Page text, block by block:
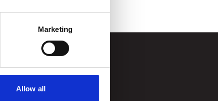
Marketing
Allow all